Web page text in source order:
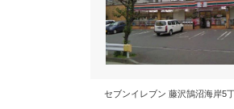
セブンイレブン 藤沢鵠沼海岸5